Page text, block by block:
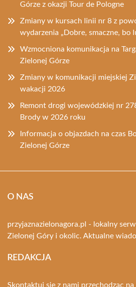
Górze z okazji Tour de Pologne
Zmiany w kursach linii nr 8 z
wydarzenia „Dobre, smaczne, bo
Wzmocniona komunikacja na
Zielonej Górze
Zmiany w komunikacji miejskiej
wakacji 2026
Remont drogi wojewódzkiej nr
Brody w 2026 roku
Informacja o objazdach na czas
Zielonej Górze
O NAS
przyjaznazielonagora.pl - lokalny
Zielonej Góry i okolic. Aktualne
REDAKCJA
Skontaktuj się z nami przechodząc